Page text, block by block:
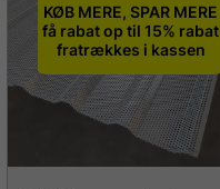
KØB MERE, SPAR MERE
få rabat op til 15% rabat
fratrækkes i kassen